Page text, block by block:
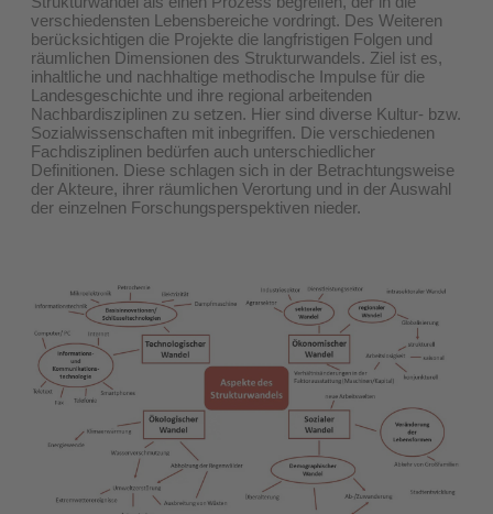
verschiedensten Lebensbereiche vordringt. Des Weiteren
berücksichtigen die Projekte die langfristigen Folgen und
räumlichen Dimensionen des Strukturwandels. Ziel ist es,
inhaltliche und nachhaltige methodische Impulse für die
Landesgeschichte und ihre regional arbeitenden
Nachbardisziplinen zu setzen. Hier sind diverse Kultur- bzw.
Sozialwissenschaften mit inbegriffen. Die verschiedenen
Fachdisziplinen bedürfen auch unterschiedlicher
Definitionen. Diese schlagen sich in der Betrachtungsweise
der Akteure, ihrer räumlichen Verortung und in der Auswahl
der einzelnen Forschungsperspektiven nieder.